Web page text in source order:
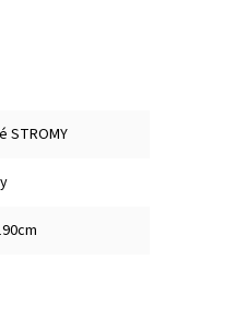
STROMY